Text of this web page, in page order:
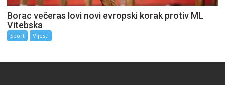
Borac večeras lovi novi evropski korak protiv ML
Vitebska
Sport Vijesti